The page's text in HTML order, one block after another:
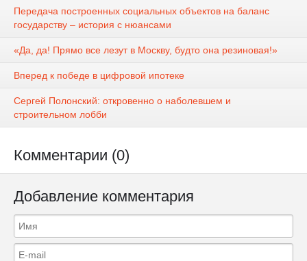
Передача построенных социальных объектов на баланс
государству – история с нюансами
«Да, да! Прямо все лезут в Москву, будто она резиновая!»
Вперед к победе в цифровой ипотеке
Сергей Полонский: откровенно о наболевшем и
строительном лобби
Комментарии (0)
Добавление комментария